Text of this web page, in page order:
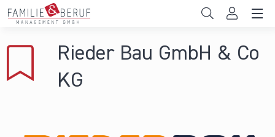
Direkt zum Inhalt
Gemeinden
Rieder Bau GmbH & Co
KG